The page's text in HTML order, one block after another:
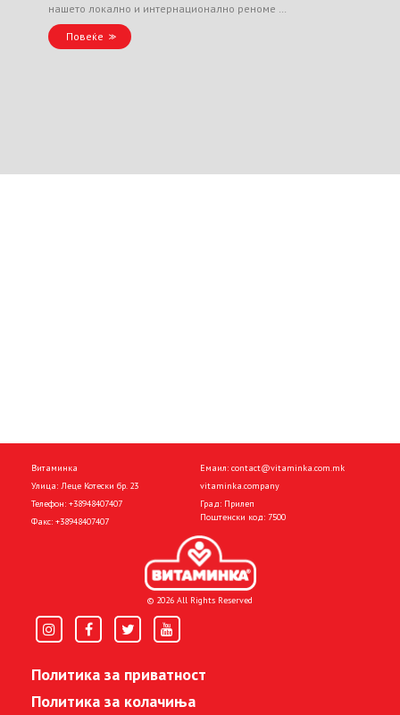
нашето локално и интернационално реноме …
Повеќе
Витаминка
Улица: Леце Котески бр. 23
Телефон: +38948407407
Факс: +38948407407
Емаил: contact@vitaminka.com.mk
vitaminka.company
Град: Прилеп
Поштенски код: 7500
© 2026 All Rights Reserved
Политика за приватност
Политика за колачиња